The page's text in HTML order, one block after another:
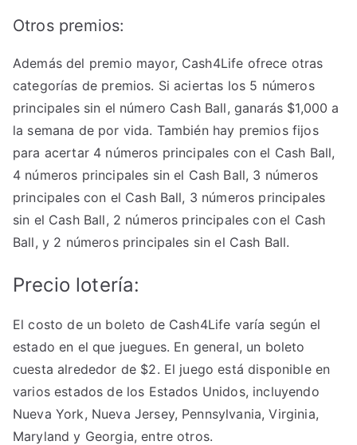
Otros premios:
Además del premio mayor, Cash4Life ofrece otras
categorías de premios. Si aciertas los 5 números
principales sin el número Cash Ball, ganarás $1,000 a
la semana de por vida. También hay premios fijos
para acertar 4 números principales con el Cash Ball,
4 números principales sin el Cash Ball, 3 números
principales con el Cash Ball, 3 números principales
sin el Cash Ball, 2 números principales con el Cash
Ball, y 2 números principales sin el Cash Ball.
Precio lotería:
El costo de un boleto de Cash4Life varía según el
estado en el que juegues. En general, un boleto
cuesta alrededor de $2. El juego está disponible en
varios estados de los Estados Unidos, incluyendo
Nueva York, Nueva Jersey, Pennsylvania, Virginia,
Maryland y Georgia, entre otros.